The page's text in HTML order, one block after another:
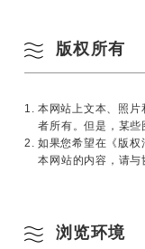
版权所有
1. 本网站上文本、照
者所有。但是，某些
2. 如果您希望在《版权
本网站的内容，请与
浏览环境